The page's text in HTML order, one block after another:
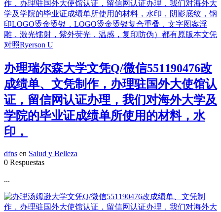
办理瑞尔森大学文凭Q/微信551190476改
成绩单、文凭制作，办理驻国外大使馆认
证，留信网认证办理，我们对海外大学及
学院的毕业证成绩单所使用的材料，水
印，
dfns en Salud y Belleza
0 Respuestas
...